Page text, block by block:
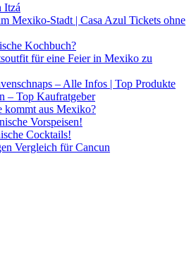
Itzá
Mexiko-Stadt | Casa Azul Tickets ohne
Kochbuch?
für eine Feier in Mexiko zu
– Alle Infos | Top Produkte
– Top Kaufratgeber
kommt aus Mexiko?
Vorspeisen!
Cocktails!
Vergleich für Cancun